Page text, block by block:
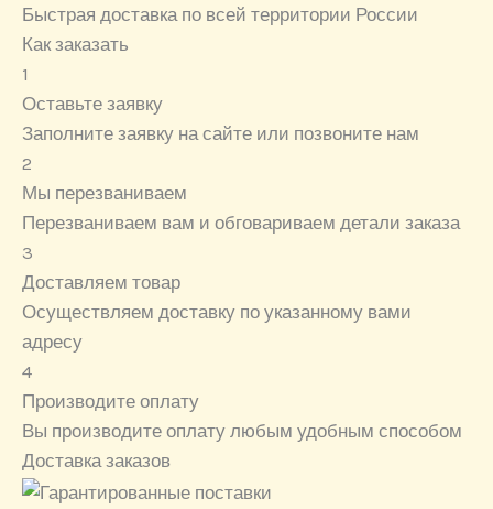
Быстрая доставка по всей территории России
Как заказать
1
Оставьте заявку
Заполните заявку на сайте или позвоните нам
2
Мы перезваниваем
Перезваниваем вам и обговариваем детали заказа
3
Доставляем товар
Осуществляем доставку по указанному вами
адресу
4
Производите оплату
Вы производите оплату любым удобным способом
Доставка заказов